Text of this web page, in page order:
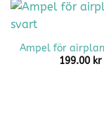
Ampel för
199.00 kr